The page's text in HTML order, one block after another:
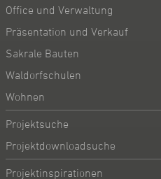
Office und Verwaltung
Präsentation und Verkauf
Sakrale Bauten
Waldorfschulen
Wohnen
Projektsuche
Projektdownloadsuche
Projektinspirationen